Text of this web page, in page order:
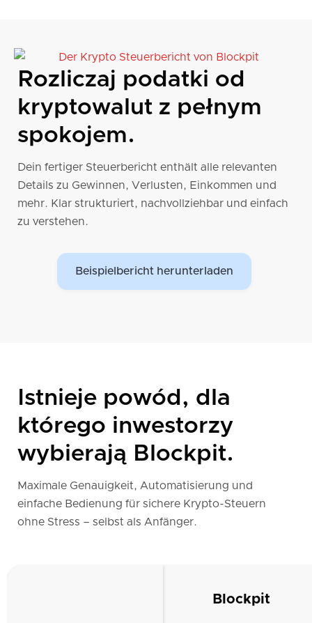
Rozliczaj podatki od
kryptowalut z pełnym
spokojem.
Dein fertiger Steuerbericht enthält alle relevanten
Details zu Gewinnen, Verlusten, Einkommen und
mehr. Klar strukturiert, nachvollziehbar und einfach
zu verstehen.
Beispielbericht herunterladen
Istnieje powód, dla
którego inwestorzy
wybierają Blockpit.
Maximale Genauigkeit, Automatisierung und
einfache Bedienung für sichere Krypto-Steuern
ohne Stress – selbst als Anfänger.
Blockpit